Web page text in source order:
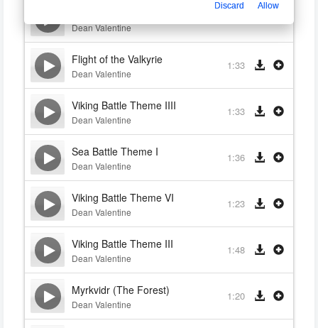
Dean Valentine
Flight of the Valkyrie
Dean Valentine
1:33
Viking Battle Theme IIII
Dean Valentine
1:33
Sea Battle Theme I
Dean Valentine
1:36
Viking Battle Theme VI
Dean Valentine
1:23
Viking Battle Theme III
Dean Valentine
1:48
Myrkvidr (The Forest)
Dean Valentine
1:20
Discard Allow